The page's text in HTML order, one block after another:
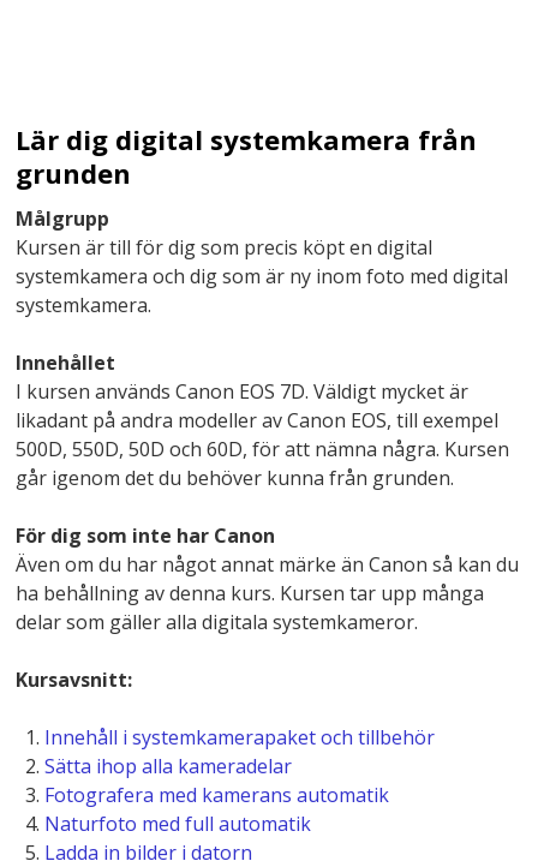
Lär dig digital systemkamera från
grunden
Målgrupp
Kursen är till för dig som precis köpt en digital
systemkamera och dig som är ny inom foto med digital
systemkamera.
Innehållet
I kursen används Canon EOS 7D. Väldigt mycket är
likadant på andra modeller av Canon EOS, till exempel
500D, 550D, 50D och 60D, för att nämna några. Kursen
går igenom det du behöver kunna från grunden.
För dig som inte har Canon
Även om du har något annat märke än Canon så kan du
ha behållning av denna kurs. Kursen tar upp många
delar som gäller alla digitala systemkameror.
Kursavsnitt:
Innehåll i systemkamerapaket och tillbehör
Sätta ihop alla kameradelar
Fotografera med kamerans automatik
Naturfoto med full automatik
Ladda in bilder i datorn